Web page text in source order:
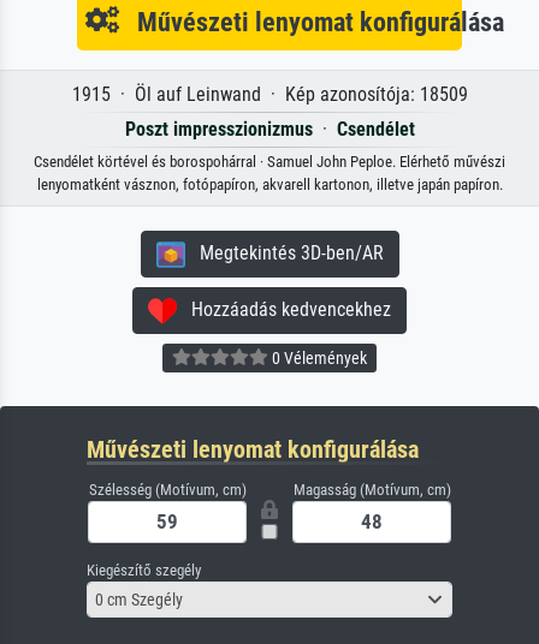
Művészeti lenyomat konfigurálása
1915 · Öl auf Leinwand · Kép azonosítója: 18509
Poszt impresszionizmus· Csendélet
Csendélet körtével és borospohárral · Samuel John Peploe. Elérhető művészi
lenyomatként vásznon, fotópapíron, akvarell kartonon, illetve japán papíron.
Megtekintés 3D-ben/AR
Hozzáadás kedvencekhez
0 Vélemények
Művészeti lenyomat konfigurálása
Szélesség (Motívum, cm) Magasság (Motívum, cm)
Kiegészítő szegély
0 cm Szegély